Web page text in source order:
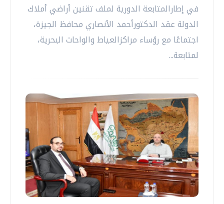
في إطارالمتابعة الدورية لملف تقنين أراضي أملاك
الدولة عقد الدكتورأحمد الأنصاري محافظ الجيزة،
اجتماعًا مع رؤساء مراكزالعياط والواحات البحرية،
لمتابعة...